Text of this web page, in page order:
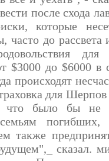
после схода
которые
часто до
$3000 до $6000 в
происходят
для
что было бы не
семьям
также
сказал.